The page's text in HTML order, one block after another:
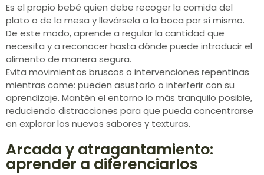
Es el propio bebé quien debe recoger la comida del
plato o de la mesa y llevársela a la boca por sí mismo.
De este modo, aprende a regular la cantidad que
necesita y a reconocer hasta dónde puede introducir el
alimento de manera segura.
Evita movimientos bruscos o intervenciones repentinas
mientras come: pueden asustarlo o interferir con su
aprendizaje. Mantén el entorno lo más tranquilo posible,
reduciendo distracciones para que pueda concentrarse
en explorar los nuevos sabores y texturas.
Arcada y atragantamiento:
aprender a diferenciarlos